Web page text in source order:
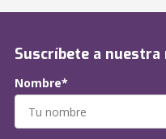
Suscríbete a
Nombre*